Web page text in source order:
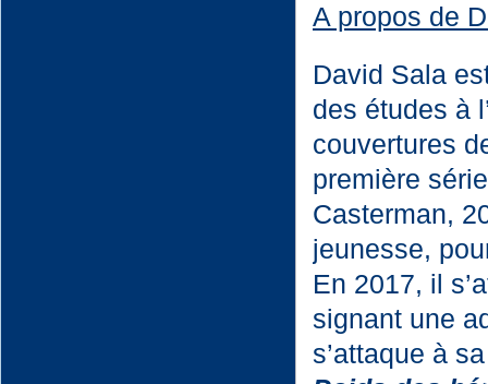
A propos de
David Sala
des études à
couvertures
première
Casterman,
jeunesse,
En 2017, il
signant une
s’attaque à